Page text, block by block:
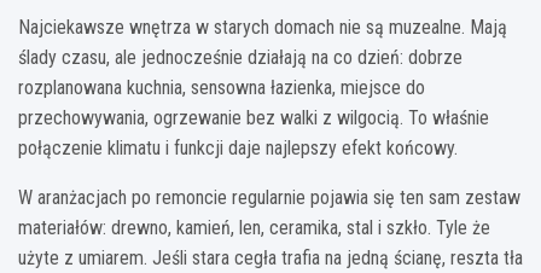
Najciekawsze wnętrza w starych domach nie są muzealne. Mają
ślady czasu, ale jednocześnie działają na co dzień: dobrze
rozplanowana kuchnia, sensowna łazienka, miejsce do
przechowywania, ogrzewanie bez walki z wilgocią. To właśnie
połączenie klimatu i funkcji daje najlepszy efekt końcowy.
W aranżacjach po remoncie regularnie pojawia się ten sam zestaw
materiałów: drewno, kamień, len, ceramika, stal i szkło. Tyle że
użyte z umiarem. Jeśli stara cegła trafia na jedną ścianę, reszta tła